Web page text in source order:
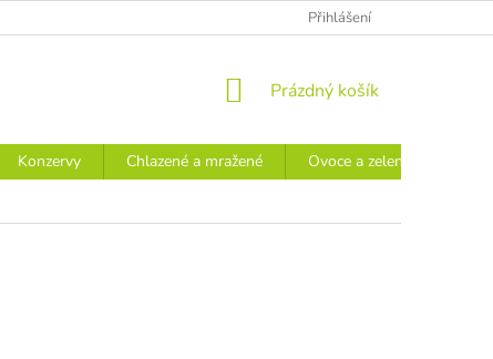
Přihlášení
NÁKUPNÍ
Prázdný košík
Konzervy Chlazené a mražené Ovoce a zelenina